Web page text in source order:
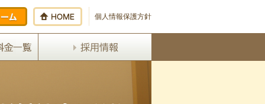
個人情報保護方針